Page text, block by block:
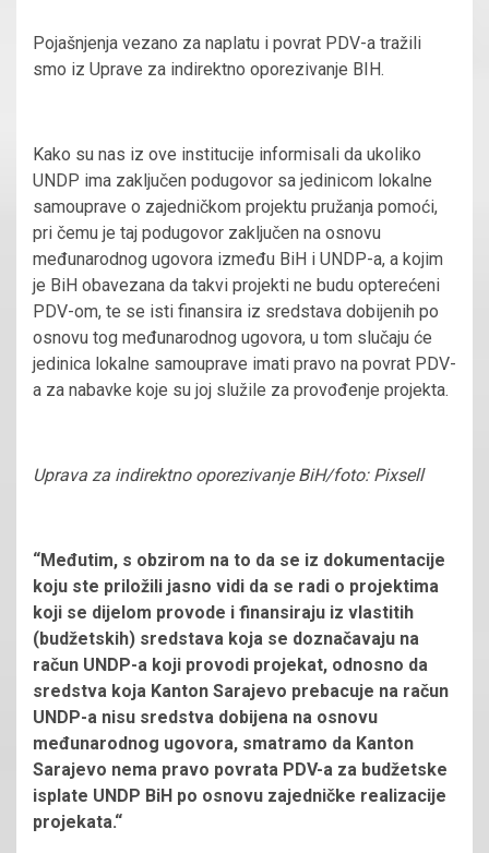
Pojašnjenja vezano za naplatu i povrat PDV-a tražili
smo iz Uprave za indirektno oporezivanje BIH.
Kako su nas iz ove institucije informisali da ukoliko
UNDP ima zaključen podugovor sa jedinicom lokalne
samouprave o zajedničkom projektu pružanja pomoći,
pri čemu je taj podugovor zaključen na osnovu
međunarodnog ugovora između BiH i UNDP-a, a kojim
je BiH obavezana da takvi projekti ne budu opterećeni
PDV-om, te se isti finansira iz sredstava dobijenih po
osnovu tog međunarodnog ugovora, u tom slučaju će
jedinica lokalne samouprave imati pravo na povrat PDV-
a za nabavke koje su joj služile za provođenje projekta.
Uprava za indirektno oporezivanje BiH/foto: Pixsell
“Međutim, s obzirom na to da se iz dokumentacije
koju ste priložili jasno vidi da se radi o projektima
koji se dijelom provode i finansiraju iz vlastitih
(budžetskih) sredstava koja se doznačavaju na
račun UNDP-a koji provodi projekat, odnosno da
sredstva koja Kanton Sarajevo prebacuje na račun
UNDP-a nisu sredstva dobijena na osnovu
međunarodnog ugovora, smatramo da Kanton
Sarajevo nema pravo povrata PDV-a za budžetske
isplate UNDP BiH po osnovu zajedničke realizacije
projekata.“